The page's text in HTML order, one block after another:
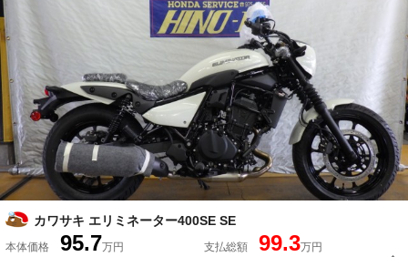
カワサキ エリミネーター400SE SE
本体価格 95.7万円 支払総額 99.3万円